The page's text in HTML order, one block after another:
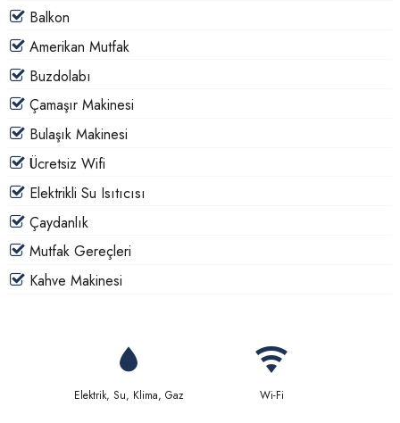
Balkon
Amerikan Mutfak
Buzdolabı
Çamaşır Makinesi
Bulaşık Makinesi
Ücretsiz Wifi
Elektrikli Su Isıtıcısı
Çaydanlık
Mutfak Gereçleri
Kahve Makinesi
Elektrik, Su, Klima, Gaz Wi-Fi